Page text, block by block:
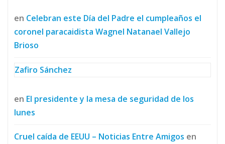
en Celebran este Día del Padre el cumpleaños el
coronel paracaidista Wagnel Natanael Vallejo
Brioso
Zafiro Sánchez
en El presidente y la mesa de seguridad de los
lunes
Cruel caída de EEUU – Noticias Entre Amigos en